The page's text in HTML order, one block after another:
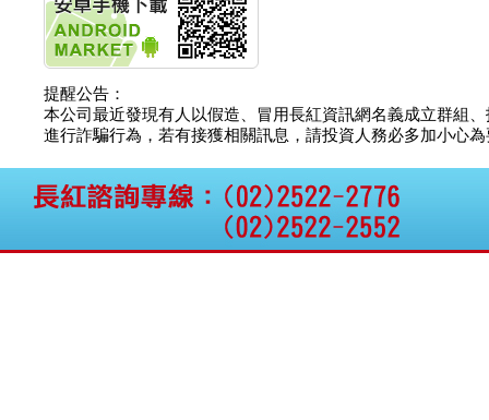
公告董事會決議發行員
工認股權
華旭先進:代重要子公司
碩通散熱股份有限公司
公告董事會追認113年
向關係
華旭先進:代重要子公司
碩通散熱股份有限公司
公告向關係人取得使用
權資產
仁新醫藥:代重要子公司
BeliteBio,Inc公告受邀參
提醒公告：
本公司最近發現有人以假造、冒用長紅資訊網名義成立群組
進行詐騙行為，若有接獲相關訊息，請投資人務必多加小心